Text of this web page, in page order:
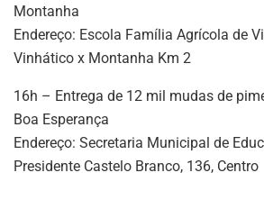
Montanha
Endereço: Escola Família Agrícola de
Vinhático x Montanha Km 2
16h – Entrega de 12 mil mudas de
Boa Esperança
Endereço: Secretaria Municipal de
Presidente Castelo Branco, 136, Centro